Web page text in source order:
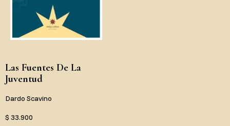
Las Fuentes De La
Juventud
Dardo Scavino
$ 33.900